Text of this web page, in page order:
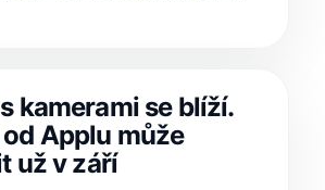
kamerami se blíží.
Applu může
už v září